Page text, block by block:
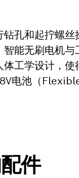
钻孔和起拧螺
能无刷电机
工学设计，
电池（
件